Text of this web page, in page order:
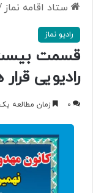
ستاد اقامه نماز
رادیو نماز
قسمت بیست
رادیویی
0 زمان مطالعه